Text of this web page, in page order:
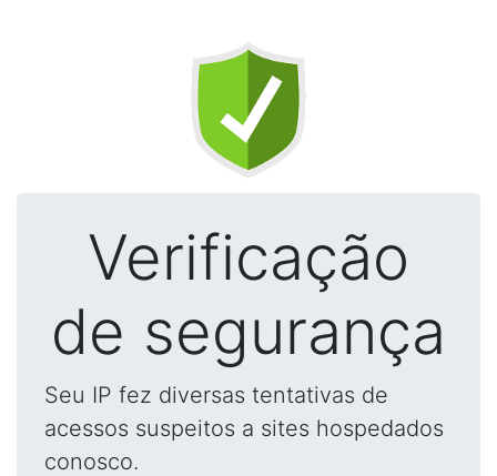
Verificação
de segurança
Seu IP fez diversas tentativas de
acessos suspeitos a sites hospedados
conosco.